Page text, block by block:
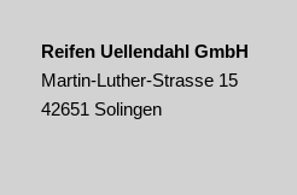
Reifen Uellendahl GmbH
Martin-Luther-Strasse 15
42651 Solingen